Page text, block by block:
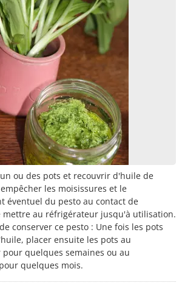
ou des pots et recouvrir d'huile de
les moisissures et le
éventuel du pesto au contact de
mettre au réfrigérateur jusqu'à utilisation.
conserver ce pesto : Une fois les pots
placer ensuite les pots au
quelques semaines ou au
quelques mois.